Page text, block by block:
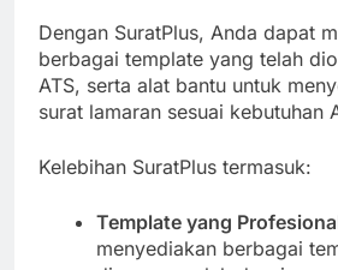
Dengan SuratPlus, Anda dapat
berbagai template yang telah
ATS, serta alat bantu untuk
surat lamaran sesuai kebutuhan
Kelebihan SuratPlus termasuk:
Template yang
menyediakan berbagai